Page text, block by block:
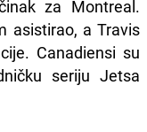
za Montreal.
asistirao, a Travis
Canadiensi su
seriju Jetsa